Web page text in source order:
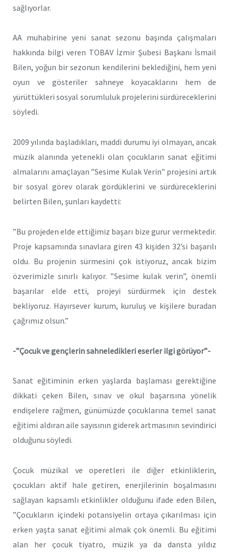
sağlıyorlar.
AA muhabirine yeni sanat sezonu başında çalışmaları
hakkında bilgi veren TOBAV İzmir Şubesi Başkanı İsmail
Bilen, yoğun bir sezonun kendilerini beklediğini, hem yeni
oyun ve gösteriler sahneye koyacaklarını hem de
yürüttükleri sosyal sorumluluk projelerini sürdüreceklerini
söyledi.
2009 yılında başladıkları, maddi durumu iyi olmayan, ancak
müzik alanında yetenekli olan çocukların sanat eğitimi
almalarını amaçlayan ”Sesime Kulak Verin” projesini artık
bir sosyal görev olarak gördüklerini ve sürdüreceklerini
belirten Bilen, şunları kaydetti:
”Bu projeden elde ettiğimiz başarı bize gurur vermektedir.
Proje kapsamında sınavlara giren 43 kişiden 32’si başarılı
oldu. Bu projenin sürmesini çok istiyoruz, ancak bizim
özverimizle sınırlı kalıyor. ”Sesime kulak verin”, önemli
başarılar elde etti, projeyi sürdürmek için destek
bekliyoruz. Hayırsever kurum, kuruluş ve kişilere buradan
çağrımız olsun.”
-”Çocuk ve gençlerin sahneledikleri eserler ilgi görüyor”-
Sanat eğitiminin erken yaşlarda başlaması gerektiğine
dikkati çeken Bilen, sınav ve okul başarısına yönelik
endişelere rağmen, günümüzde çocuklarına temel sanat
eğitimi aldıran aile sayısının giderek artmasının sevindirici
olduğunu söyledi.
Çocuk müzikal ve operetleri ile diğer etkinliklerin,
çocukları aktif hale getiren, enerjilerinin boşalmasını
sağlayan kapsamlı etkinlikler olduğunu ifade eden Bilen,
”Çocukların içindeki potansiyelin ortaya çıkarılması için
erken yaşta sanat eğitimi almak çok önemli. Bu eğitimi
alan her çocuk tiyatro, müzik ya da dansta yıldız